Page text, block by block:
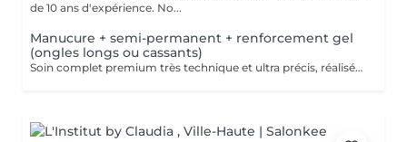
de 10 ans d'expérience. No...
Manucure + semi-permanent + renforcement gel
(ongles longs ou cassants)
Soin complet premium très technique et ultra précis, réalisé principalement à la ponceuse afin d'obtenir un contour d'ongle parfaitement net et une application du vernis au plus près, voire légèrement sous la cuticule. Cette technique permet de retarder visuellement la repousse d'environ 10 jours. Résultat visuel : -Ongles extrêmement soignés, contours nets, forme impeccable -Effet Instagram / photo studio : propre, précis, sans petites peaux apparentes Nous incluons un renforcement en gel, fortement conseillé pour les ongles longs, fragiles ou cassants. Une solution idéale pour des ongles impeccables et durables : -Tenue moyenne : Jusqu'à 4 semaines !!!! Contenu de la prestation -> 95 € : -Dépose de l'ancien vernis semi-permanent et/ou gel (si nécessaire, déjà incluse dans ce prix/service) -Préparation très minutieuse de la plaque de l'ongle -Élimination des peaux mortes -Mise en forme et limage des ongles -Traitement délicat des cuticules -Renforcement en gel -Correction de la forme naturelle des ongles (optionnel, réservez svp "AVEC décoration simple" dans ce cas) -Application du vernis semi-permanent -Application d'huile pour cuticules et de crème pour les mains Optionnel : -Prix par ongle pour extension jusqu'à 5 ongles (réservez svp "AVEC décoration simple" dans ce cas) +3€ par ongle -Prix par ongle pour décoration jusqu'à 5 ongles (réservez svp "AVEC décoration simple" dans ce cas) +3€ par ongle -Prix pour décoration simple (French, Chrome, Baby Boomer, Cat Eyes, Stickers, Foil) 6-10 ongles -> +20€ -Prix pour décoration complexe (3D, Dessins à la mains, Stamping, French avec Chrome, Baby Boomer avec Chrome, French avec Cat Eyes) 6-10 ongles -> +30€